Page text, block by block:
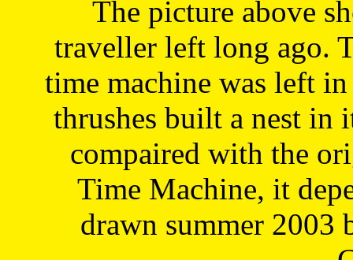
The picture above
traveller left long ago.
time machine was left
thrushes built a nest in
compaired with the
Time Machine, it
drawn summer 2003